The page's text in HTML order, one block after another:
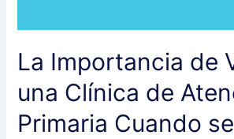
La Importancia de
una Clínica de
Primaria Cuando